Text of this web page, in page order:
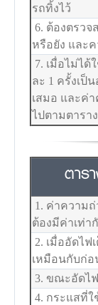
รถทิ้งไว้
6. ต้องตรว
หรือยัง และ
7. เมื่อไม่ไ
ละ 1 ครั้งเป็
เสมอ และค่า
ไปตามตารา
ตาร
1. ค่าความถ่
ต้องมีค่าเท่า
2. เมื่ออัดไฟ
เหมือนกับก่อ
3. ขณะอัดไ
4. กระแสที่